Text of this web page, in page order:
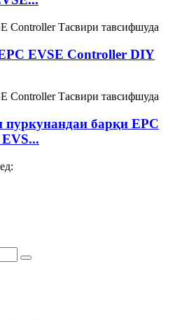
EVSE Controller DIY
пуркунандаи барқи EPC